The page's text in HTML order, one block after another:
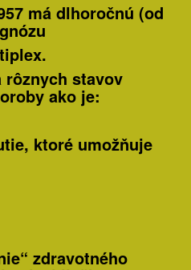
má dlhoročnú (od
rôznych stavov
ako je:
, ktoré umožňuje
zdravotného